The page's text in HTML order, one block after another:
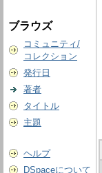
ブラウズ
コミュニティ/
コレクション
発行日
著者
タイトル
主題
ヘルプ
DSpaceについて